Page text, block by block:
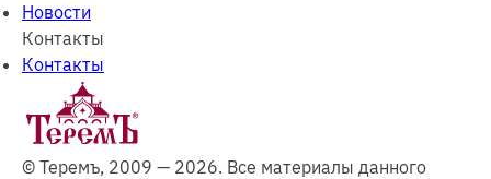
Новости
Контакты
Контакты
© Теремъ, 2009 — 2026. Все материалы данного